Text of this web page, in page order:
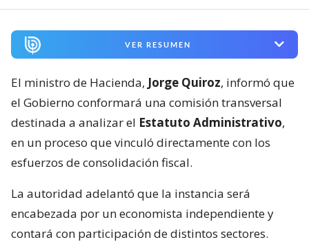
VER RESUMEN
El ministro de Hacienda, Jorge Quiroz, informó que
el Gobierno conformará una comisión transversal
destinada a analizar el Estatuto Administrativo,
en un proceso que vinculó directamente con los
esfuerzos de consolidación fiscal.
La autoridad adelantó que la instancia será
encabezada por un economista independiente y
contará con participación de distintos sectores.